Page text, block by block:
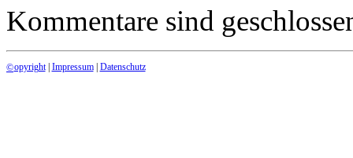
Kommentare sind
©opyright| Impressum| Datenschutz